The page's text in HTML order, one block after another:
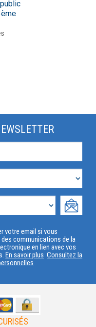
votre email si vous
communications de la
en lien avec vos
En savoir plus Consultez la